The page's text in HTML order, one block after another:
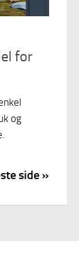
for
og
side »